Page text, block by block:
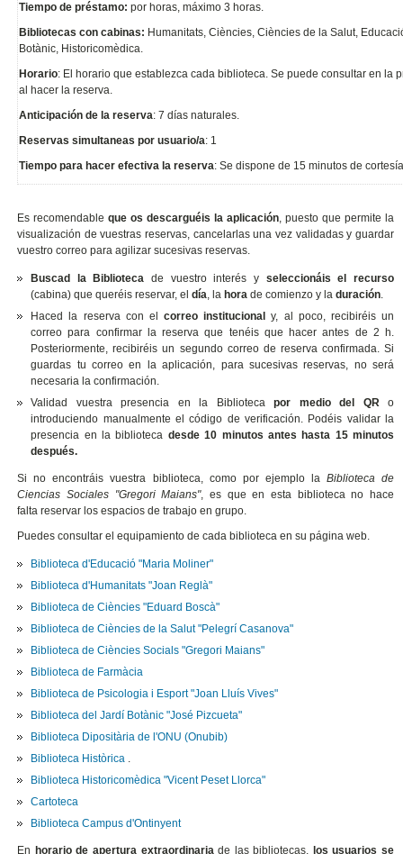
Tiempo de préstamo: por horas, máximo 3 horas.
Bibliotecas con cabinas: Humanitats, Ciències, Ciències de la Salut,
Botànic, Historicomèdica.
Horario: El horario que establezca cada biblioteca. Se puede consultar en la
al hacer la reserva.
Anticipación de la reserva: 7 días naturales.
Reservas simultaneas por usuario/a: 1
Tiempo para hacer efectiva la reserva: Se dispone de 15 minutos de
Es recomendableque os descarguéis la aplicación, puesto que permite la
visualización de vuestras reservas, cancelarlas una vez validadas y guardar
vuestro correo para agilizar sucesivas reservas.
Buscad la Biblioteca de vuestro interés y seleccionáis el recurso
(cabina) que queréis reservar, eldía, la hora de comienzo y laduración.
Haced la reserva con elcorreo institucional
y, al poco, recibiréis un
correo para confirmar la reserva que tenéis que hacer antes de 2 h.
Posteriormente, recibiréis un segundo correo de reserva confirmada. Si
guardas tu correo en la aplicación, para sucesivas reservas, no será
necesaria la confirmación.
Validad vuestra presencia en la Bibliotecapor medio del QRo
introduciendo manualmente el código de verificación. Podéis validar la
presencia en la biblioteca desde 10 minutos antes hasta 15 minutos
después.
Si no encontráis vuestra biblioteca, como por ejemplo la Biblioteca de
Ciencias Sociales "Gregori Maians", es que en esta biblioteca no hace
falta reservar los espacios de trabajo en grupo.
Puedes consultar el equipamiento de cada biblioteca en su página web.
Biblioteca d'Educació "Maria Moliner"
Biblioteca d'Humanitats "Joan Reglà"
Biblioteca de Ciències "Eduard Boscà"
Biblioteca de Ciències de la Salut "Pelegrí Casanova"
Biblioteca de Ciències Socials "Gregori Maians"
Biblioteca de Farmàcia
Biblioteca de Psicologia i Esport "Joan Lluís Vives"
Biblioteca del Jardí Botànic "José Pizcueta"
Biblioteca Dipositària de l'ONU (Onubib)
Biblioteca Històrica .
Biblioteca Historicomèdica "Vicent Peset Llorca"
Cartoteca
Biblioteca Campus d'Ontinyent
En horario de apertura extraordinariade las bibliotecas, los usuarios se